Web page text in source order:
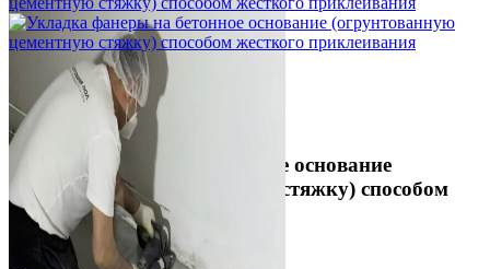
Укладка фанеры на бетонное основание
(огрунтованную цементную стяжку) способом
жесткого приклеивания
750 ₽